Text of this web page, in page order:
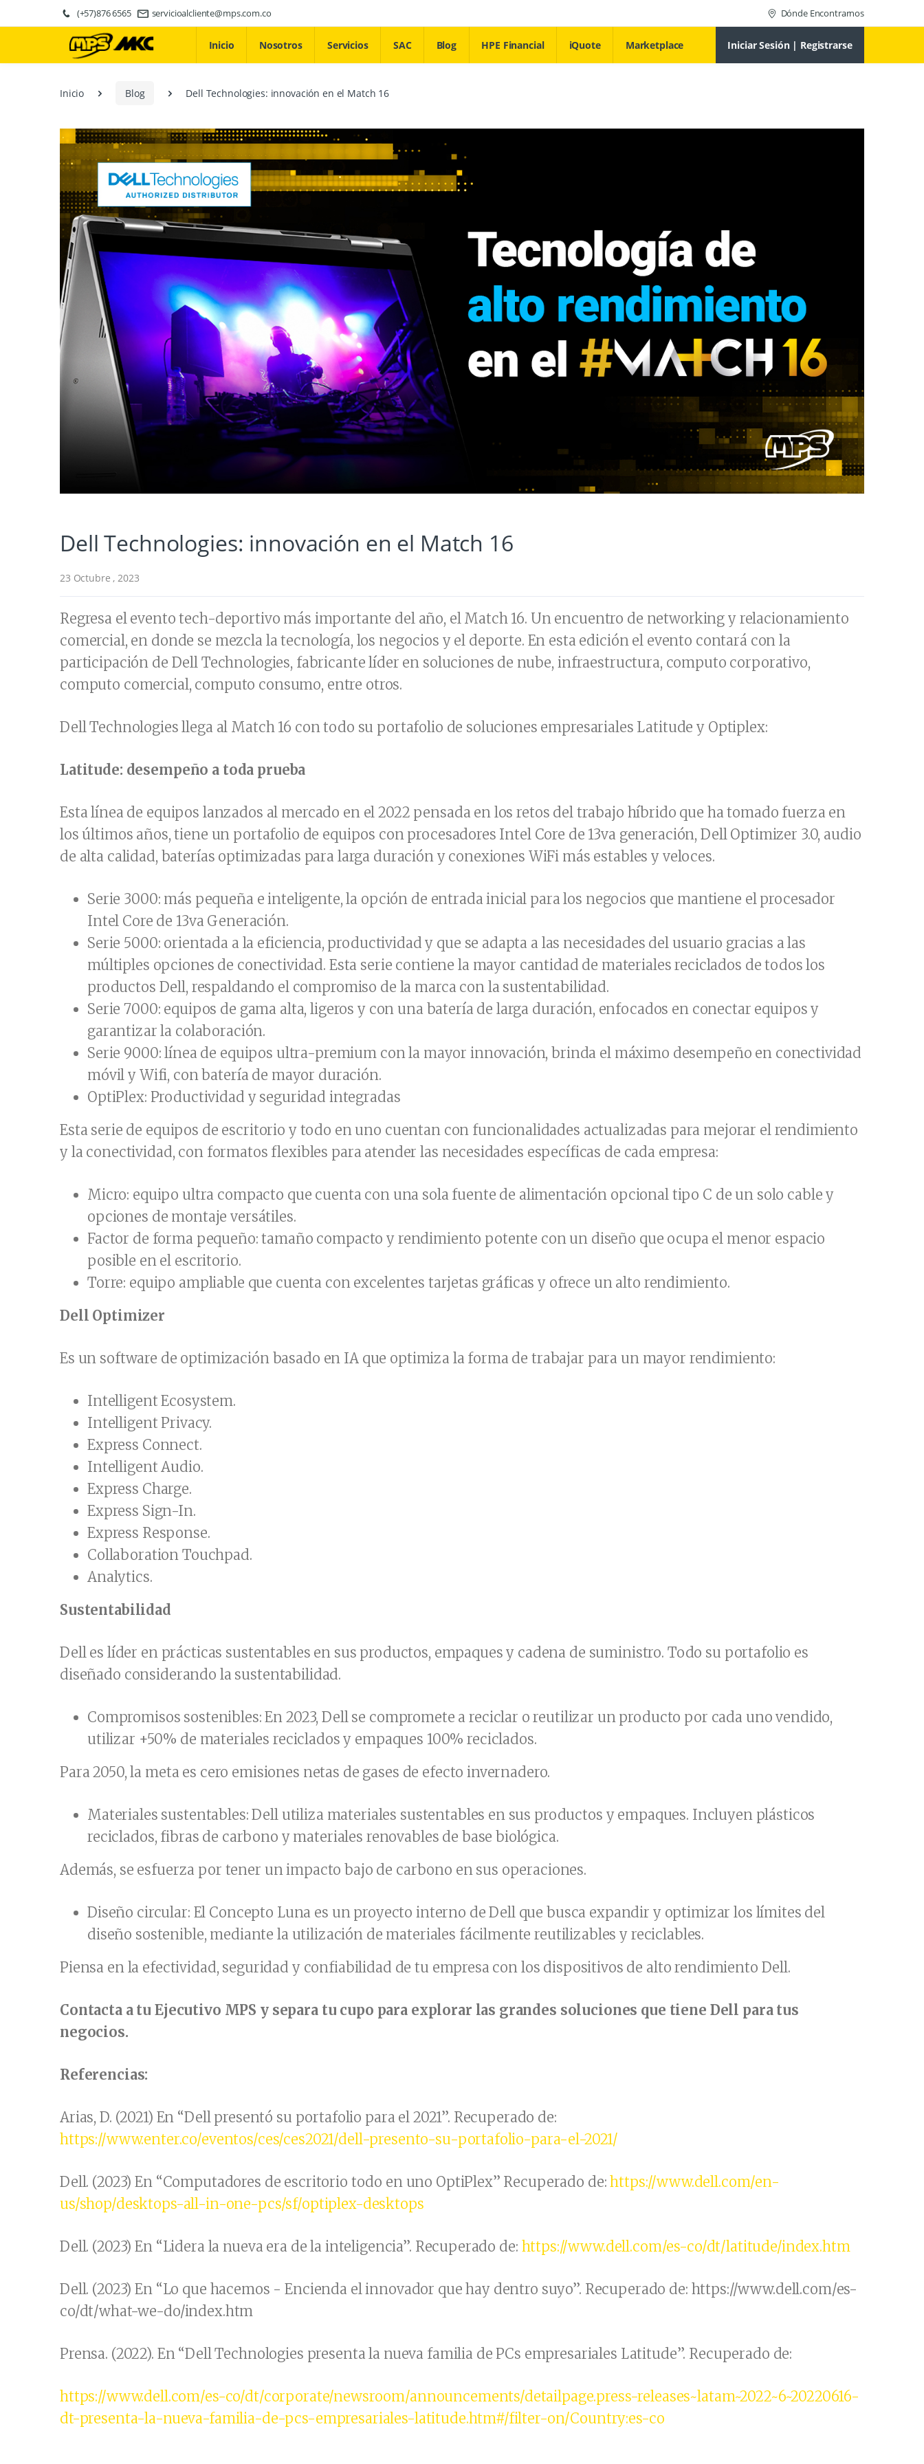
(+57)876 6565 servicioalcliente@mps.com.co Dónde Encontrarnos
Inicio Nosotros Servicios SAC Blog HPE Financial iQuote Marketplace Iniciar Sesión | Registrarse
Inicio Blog Dell Technologies: innovación en el Match 16
Dell Technologies: innovación en el Match 16
23 Octubre , 2023
Regresa el evento tech-deportivo más importante del año, el Match 16. Un encuentro de networking y relacionamiento
comercial, en donde se mezcla la tecnología, los negocios y el deporte. En esta edición el evento contará con la
participación de Dell Technologies, fabricante líder en soluciones de nube, infraestructura, computo corporativo,
computo comercial, computo consumo, entre otros.
Dell Technologies llega al Match 16 con todo su portafolio de soluciones empresariales Latitude y Optiplex:
Latitude: desempeño a toda prueba
Esta línea de equipos lanzados al mercado en el 2022 pensada en los retos del trabajo híbrido que ha tomado fuerza en
los últimos años, tiene un portafolio de equipos con procesadores Intel Core de 13va generación, Dell Optimizer 3.0, audio
de alta calidad, baterías optimizadas para larga duración y conexiones WiFi más estables y veloces.
Serie 3000: más pequeña e inteligente, la opción de entrada inicial para los negocios que mantiene el procesador
Intel Core de 13va Generación.
Serie 5000: orientada a la eficiencia, productividad y que se adapta a las necesidades del usuario gracias a las
múltiples opciones de conectividad. Esta serie contiene la mayor cantidad de materiales reciclados de todos los
productos Dell, respaldando el compromiso de la marca con la sustentabilidad.
Serie 7000: equipos de gama alta, ligeros y con una batería de larga duración, enfocados en conectar equipos y
garantizar la colaboración.
Serie 9000: línea de equipos ultra-premium con la mayor innovación, brinda el máximo desempeño en conectividad
móvil y Wifi, con batería de mayor duración.
OptiPlex: Productividad y seguridad integradas
Esta serie de equipos de escritorio y todo en uno cuentan con funcionalidades actualizadas para mejorar el rendimiento
y la conectividad, con formatos flexibles para atender las necesidades específicas de cada empresa:
Micro: equipo ultra compacto que cuenta con una sola fuente de alimentación opcional tipo C de un solo cable y
opciones de montaje versátiles.
Factor de forma pequeño: tamaño compacto y rendimiento potente con un diseño que ocupa el menor espacio
posible en el escritorio.
Torre: equipo ampliable que cuenta con excelentes tarjetas gráficas y ofrece un alto rendimiento.
Dell Optimizer
Es un software de optimización basado en IA que optimiza la forma de trabajar para un mayor rendimiento:
Intelligent Ecosystem.
Intelligent Privacy.
Express Connect.
Intelligent Audio.
Express Charge.
Express Sign-In.
Express Response.
Collaboration Touchpad.
Analytics.
Sustentabilidad
Dell es líder en prácticas sustentables en sus productos, empaques y cadena de suministro. Todo su portafolio es
diseñado considerando la sustentabilidad.
Compromisos sostenibles: En 2023, Dell se compromete a reciclar o reutilizar un producto por cada uno vendido,
utilizar +50% de materiales reciclados y empaques 100% reciclados.
Para 2050, la meta es cero emisiones netas de gases de efecto invernadero.
Materiales sustentables: Dell utiliza materiales sustentables en sus productos y empaques. Incluyen plásticos
reciclados, fibras de carbono y materiales renovables de base biológica.
Además, se esfuerza por tener un impacto bajo de carbono en sus operaciones.
Diseño circular: El Concepto Luna es un proyecto interno de Dell que busca expandir y optimizar los límites del
diseño sostenible, mediante la utilización de materiales fácilmente reutilizables y reciclables.
Piensa en la efectividad, seguridad y confiabilidad de tu empresa con los dispositivos de alto rendimiento Dell.
Contacta a tu Ejecutivo MPS y separa tu cupo para explorar las grandes soluciones que tiene Dell para tus
negocios.
Referencias:
Arias, D. (2021) En “Dell presentó su portafolio para el 2021”. Recuperado de:
https://www.enter.co/eventos/ces/ces2021/dell-presento-su-portafolio-para-el-2021/
Dell. (2023) En “Computadores de escritorio todo en uno OptiPlex” Recuperado de:https://www.dell.com/en-
us/shop/desktops-all-in-one-pcs/sf/optiplex-desktops
Dell. (2023) En “Lidera la nueva era de la inteligencia”. Recuperado de: https://www.dell.com/es-co/dt/latitude/index.htm
Dell. (2023) En “Lo que hacemos - Encienda el innovador que hay dentro suyo”. Recuperado de: https://www.dell.com/es-
co/dt/what-we-do/index.htm
Prensa. (2022). En “Dell Technologies presenta la nueva familia de PCs empresariales Latitude”. Recuperado de:
https://www.dell.com/es-co/dt/corporate/newsroom/announcements/detailpage.press-releases~latam~2022~6~20220616-
dt-presenta-la-nueva-familia-de-pcs-empresariales-latitude.htm#/filter-on/Country:es-co